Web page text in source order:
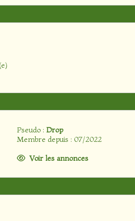
Pseudo :Drop
Membre depuis : 07/2022
Voir les annonces